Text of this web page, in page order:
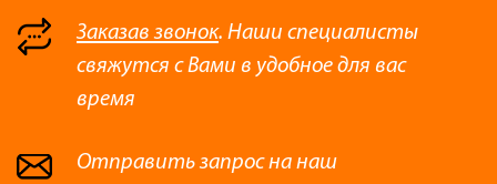
Заказав звонок. Наши специалисты
свяжутся с Вами в удобное для вас
время
Отправить запрос на наш